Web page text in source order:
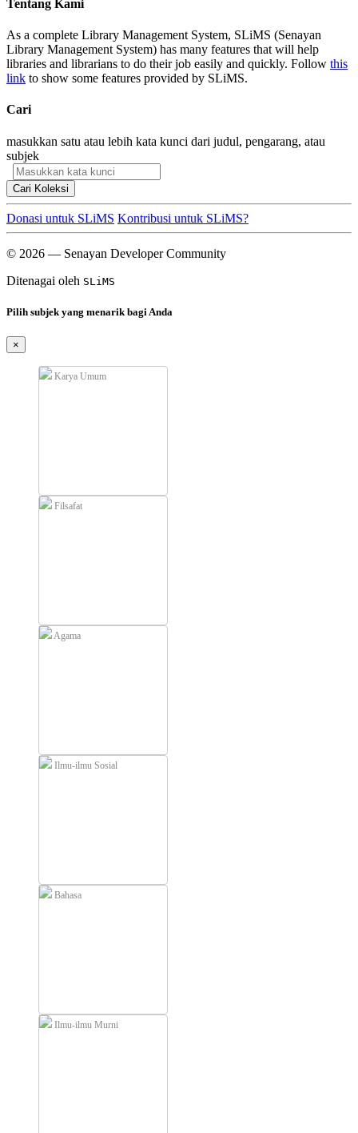
Tentang Kami
As a complete Library Management System, SLiMS (Senayan
Library Management System) has many features that will help
libraries and librarians to do their job easily and quickly. Follow this
link to show some features provided by SLiMS.
Cari
masukkan satu atau lebih kata kunci dari judul, pengarang, atau
subjek
Cari Koleksi
Donasi untuk SLiMS Kontribusi untuk SLiMS?
© 2026 — Senayan Developer Community
Ditenagai oleh SLiMS
Pilih subjek yang menarik bagi Anda
×
Karya Umum
Filsafat
Agama
Ilmu-ilmu Sosial
Bahasa
Ilmu-ilmu Murni